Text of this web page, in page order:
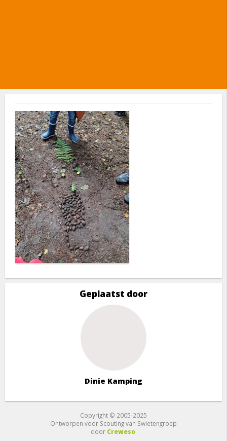
Geplaatst door
Dinie Kamping
Copyright © 2005-2025
Ontworpen voor Scouting van Swietengroep
door Creweso.